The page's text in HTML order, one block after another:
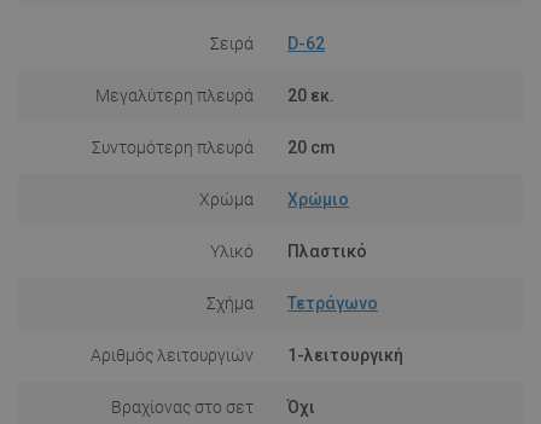
Σειρά D-62
Μεγαλύτερη πλευρά 20 εκ.
Συντομότερη πλευρά 20 cm
Χρώμα Χρώμιο
Υλικό Πλαστικό
Σχήμα Τετράγωνο
Αριθμός λειτουργιών 1-λειτουργική
Βραχίονας στο σετ Όχι